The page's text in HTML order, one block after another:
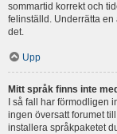
sommartid korrekt och
felinställd. Underrätta
det.
Upp
Mitt språk finns inte
I så fall har förmodligen
ingen översatt forumet
installera språkpaketet